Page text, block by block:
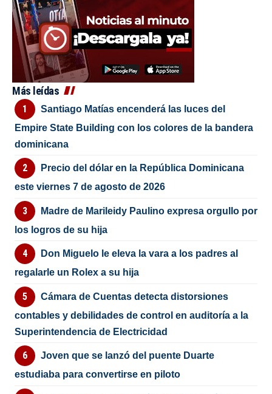
Más leídas
Santiago Matías encenderá las luces del
Empire State Building con los colores de la bandera
dominicana
Precio del dólar en la República Dominicana
este viernes 7 de agosto de 2026
Madre de Marileidy Paulino expresa orgullo por
los logros de su hija
Don Miguelo le eleva la vara a los padres al
regalarle un Rolex a su hija
Cámara de Cuentas detecta distorsiones
contables y debilidades de control en auditoría a la
Superintendencia de Electricidad
Joven que se lanzó del puente Duarte
estudiaba para convertirse en piloto